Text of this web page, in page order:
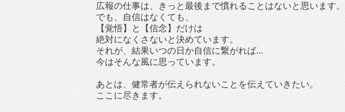
広報の仕事は、きっと最後まで慣れることはないと思います。
でも、自信はなくても、
【覚悟】と【信念】だけは
絶対になくさないと決めています。
それが、結果いつの日か自信に繋がれば...
今はそんな風に思っています。
あとは、健常者が伝えられないことを伝えていきたい。
ここに尽きます。